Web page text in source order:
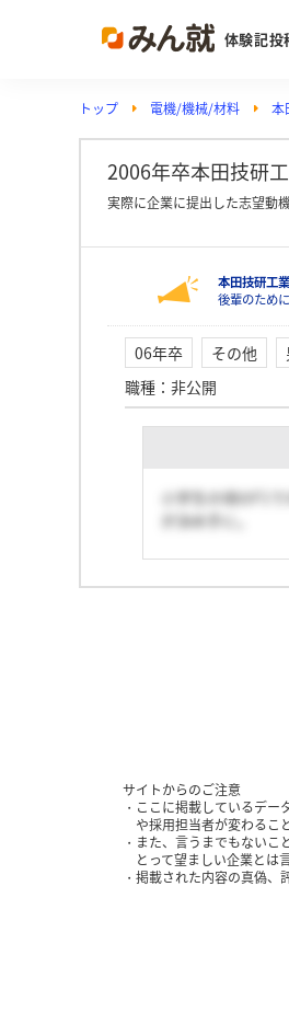
体験記投
トップ 電機/機械/材料 本
2006年卒本田技研
実際に企業に提出した志望動
本田技研工
後輩のため
06年卒 その他
職種 ： 非公開
小学生の頃のF1
が決め手に。
サイトからのご注意
ここに掲載しているデー
や採用担当者が変わるこ
また、言うまでもないこ
とって望ましい企業とは
掲載された内容の真偽、